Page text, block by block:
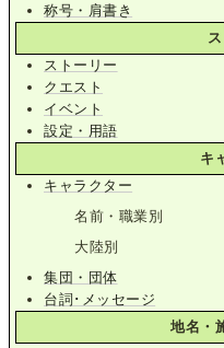
称号・肩書き
ストーリー
クエスト
イベント
設定・用語
キ
キャラクター
名前・職業別
大陸別
集団・団体
台詞･メッセージ
地名・